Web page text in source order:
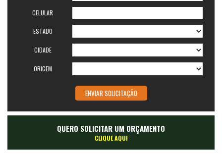
CELULAR
ESTADO
CIDADE
ORIGEM
QUERO SOLICITAR UM ORÇAMENTO
CLIQUE AQUI